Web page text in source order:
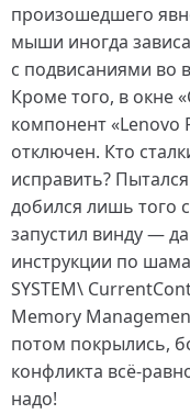
произошедшего
мыши иногда
с подвисаниями во
Кроме того, в окне
компонент «Lenovo
отключен. Кто
исправить?
добился лишь того
запустил винду —
инструкции по
SYSTEM\
Memory
потом покрылись,
конфликта всё-
надо!